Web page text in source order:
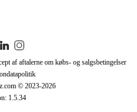
af aftalerne om købs- og salgsbetingelser
© 2023-2026
1.5.34